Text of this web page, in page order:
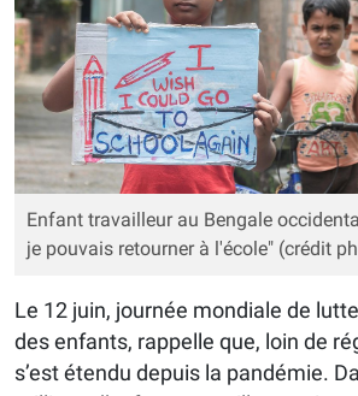
Enfant travailleur au Bengale
je pouvais retourner à l'école" (crédit
Le 12 juin, journée mondiale de
des enfants, rappelle que, loin de
s’est étendu depuis la pandémie.